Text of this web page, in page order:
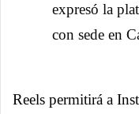
expresó la
con sede en
Reels permitirá a